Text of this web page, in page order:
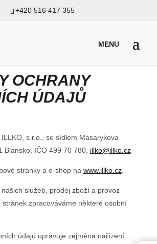
+420 516 417 355
OCHRANY
ÚDAJŮ
s.r.o., se sídlem Masarykova
Blansko, IČO 499 70 780, illko@illko.cz
stránky a e-shop na www.illko.cz.
služeb, prodej zboží a provoz
stránek zpracováváme některé osobní
údajů upravuje zejména nařízení